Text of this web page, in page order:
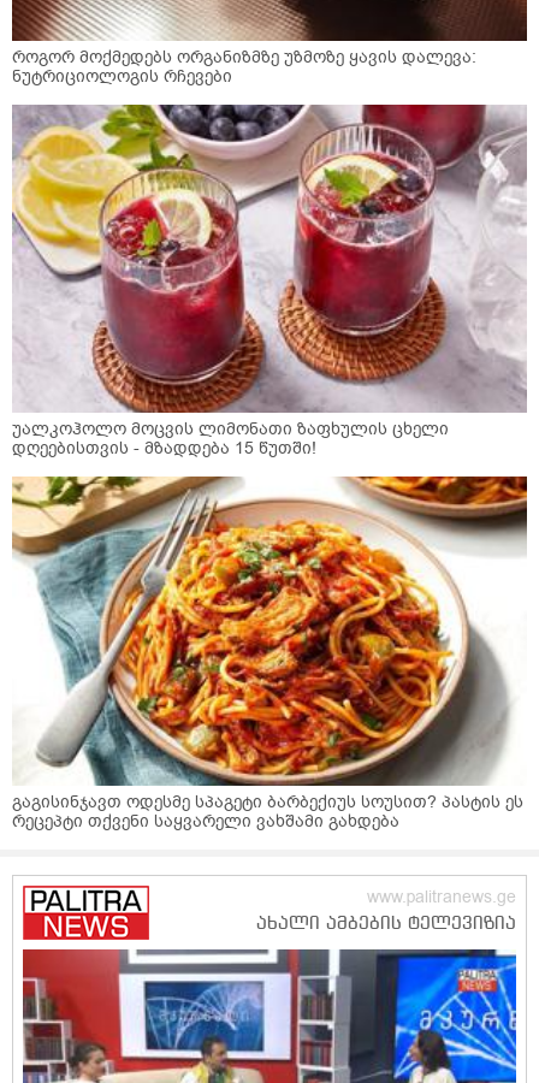
როგორ მოქმედებს ორგანიზმზე უზმოზე ყავის დალევა:
ნუტრიციოლოგის რჩევები
უალკოჰოლო მოცვის ლიმონათი ზაფხულის ცხელი
დღეებისთვის - მზადდება 15 წუთში!
გაგისინჯავთ ოდესმე სპაგეტი ბარბექიუს სოუსით? პასტის ეს
რეცეპტი თქვენი საყვარელი ვახშამი გახდება